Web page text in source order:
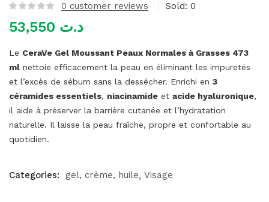
0 customer reviews Sold: 0
د.ت
Le CeraVe Gel Moussant Peaux Normales à Grasses 473
ml nettoie efficacement la peau en éliminant les impuretés
et l’excès de sébum sans la dessécher. Enrichi en 3
céramides essentiels, niacinamide et acide hyaluronique,
il aide à préserver la barrière cutanée et l’hydratation
naturelle. Il laisse la peau fraîche, propre et confortable au
quotidien.
Categories: gel, crème, huile Visage